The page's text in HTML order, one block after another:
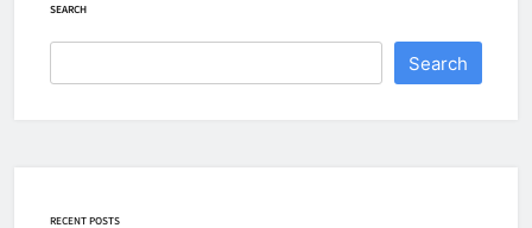
SEARCH
Search
RECENT POSTS